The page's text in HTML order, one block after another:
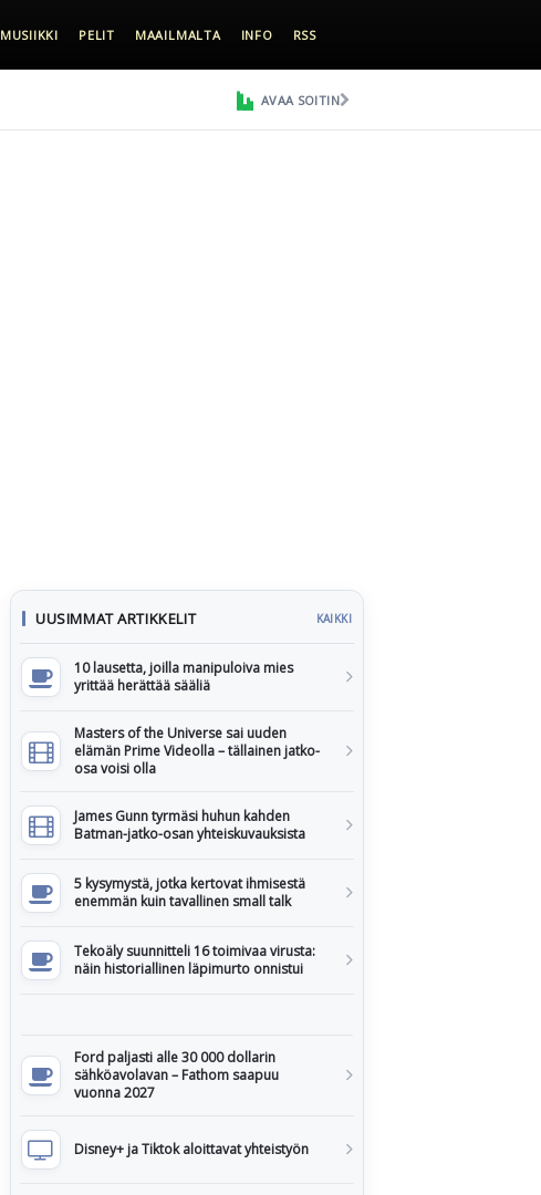
MUSIIKKI PELIT MAAILMALTA INFO RSS
AVAA SOITIN
UUSIMMAT ARTIKKELIT KAIKKI
10 lausetta, joilla manipuloiva mies
yrittää herättää sääliä
Masters of the Universe sai uuden
elämän Prime Videolla – tällainen jatko-
osa voisi olla
James Gunn tyrmäsi huhun kahden
Batman-jatko-osan yhteiskuvauksista
5 kysymystä, jotka kertovat ihmisestä
enemmän kuin tavallinen small talk
Tekoäly suunnitteli 16 toimivaa virusta:
näin historiallinen läpimurto onnistui
Ford paljasti alle 30 000 dollarin
sähköavolavan – Fathom saapuu
vuonna 2027
Disney+ ja Tiktok aloittavat yhteistyön